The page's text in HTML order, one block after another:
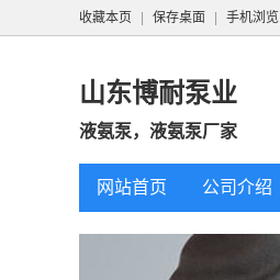
收藏本页 保存桌面 手机浏览
山东博耐泵业
液氨泵，液氨泵厂家
网站首页 公司介绍